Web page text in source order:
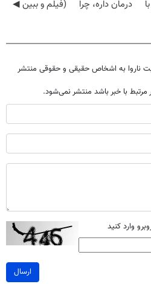
درمان داره، چرا
(فیلم و ببین ◀
ناروا به اشخاص حقیقی و حقوقی منتشر
مرتبط با خبر باشد منتشر نمی‌شود.
وارد کنید
ارسال